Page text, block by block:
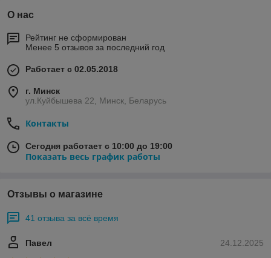
О нас
Рейтинг не сформирован
Менее 5 отзывов за последний год
Работает с 02.05.2018
г. Минск
ул.Куйбышева 22, Минск, Беларусь
Контакты
Сегодня работает с 10:00 до 19:00
Показать весь график работы
Отзывы о магазине
41 отзыва за всё время
24.12.2025
Павел